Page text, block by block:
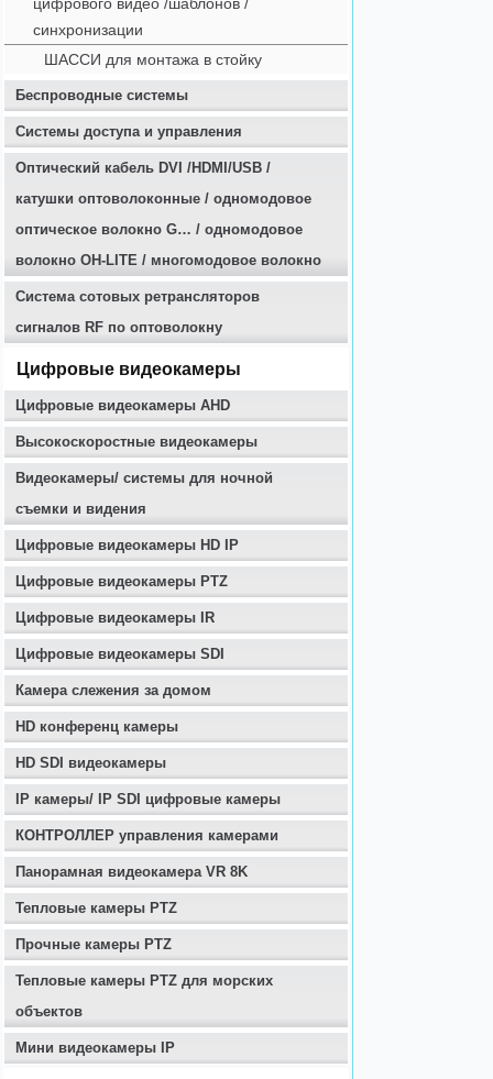
синхронизации
ШАССИ для монтажа в стойку
Беспроводные системы
Системы доступа и управления
Оптичеcкий кабель DVI /HDMI/USB /
катушки оптоволоконные / одномодовое
оптическое волокно G… / одномодовое
волокно OH-LITE / многомодовое волокно
Система сотовых ретрансляторов
сигналов RF по оптоволокну
Цифровые видеокамеры
Цифровые видеокамеры AHD
Высокоскоростные видеокамеры
Видеокамеры/ системы для ночной
съемки и видения
Цифровые видеокамеры HD IP
Цифровые видеокамеры PTZ
Цифровые видеокамеры IR
Цифровые видеокамеры SDI
Камера слежения за домом
HD конференц камеры
HD SDI видеокамеры
IP камеры/ IP SDI цифровые камеры
КОНТРОЛЛЕР управления камерами
Панорамная видеокамера VR 8K
Тепловые камеры PTZ
Прочные камеры PTZ
Тепловые камеры PTZ для морских
объектов
Мини видеокамеры IP